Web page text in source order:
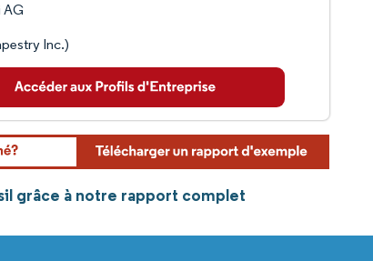
AG
Inc.)
grâce à notre rapport complet